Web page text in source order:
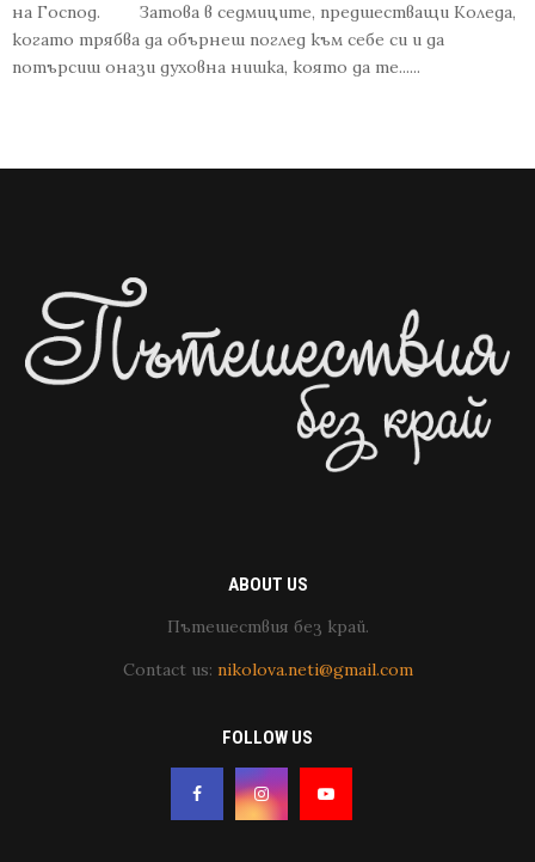
на Господ. Затова в седмиците, предшестващи Коледа,
когато трябва да обърнеш поглед към себе си и да
потърсиш онази духовна нишка, която да те......
ABOUT US
Пътешествия без край.
Contact us: nikolova.neti@gmail.com
FOLLOW US